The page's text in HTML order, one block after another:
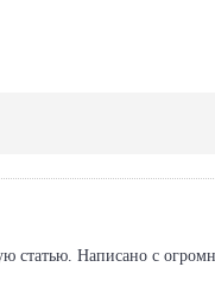
статью. Написано с